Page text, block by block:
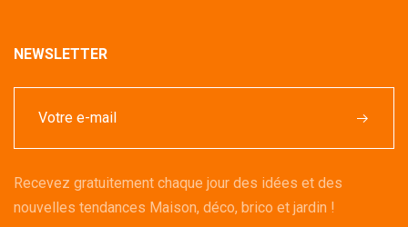
NEWSLETTER
Recevez gratuitement chaque jour des idées et des
nouvelles tendances Maison, déco, brico et jardin !